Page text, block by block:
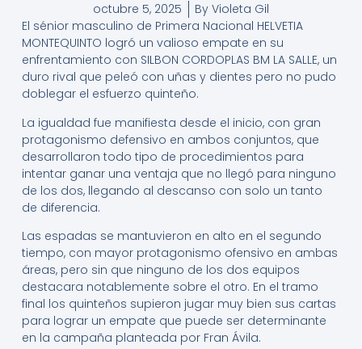
octubre 5, 2025 By Violeta Gil
El sénior masculino de Primera Nacional HELVETIA
MONTEQUINTO logró un valioso empate en su
enfrentamiento con SILBON CORDOPLAS BM LA SALLE, un
duro rival que peleó con uñas y dientes pero no pudo
doblegar el esfuerzo quinteño.
La igualdad fue manifiesta desde el inicio, con gran
protagonismo defensivo en ambos conjuntos, que
desarrollaron todo tipo de procedimientos para
intentar ganar una ventaja que no llegó para ninguno
de los dos, llegando al descanso con solo un tanto
de diferencia.
Las espadas se mantuvieron en alto en el segundo
tiempo, con mayor protagonismo ofensivo en ambas
áreas, pero sin que ninguno de los dos equipos
destacara notablemente sobre el otro. En el tramo
final los quinteños supieron jugar muy bien sus cartas
para lograr un empate que puede ser determinante
en la campaña planteada por Fran Ávila.